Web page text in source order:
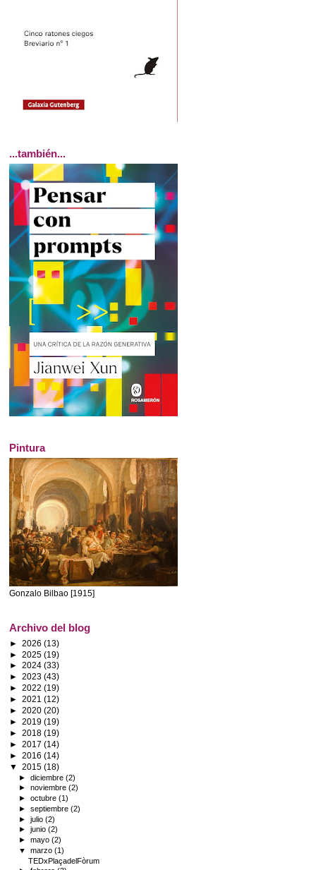
...también...
Pintura
Gonzalo Bilbao [1915]
Archivo del blog
► 2026 (13)
► 2025 (19)
► 2024 (33)
► 2023 (43)
► 2022 (19)
► 2021 (12)
► 2020 (20)
► 2019 (19)
► 2018 (19)
► 2017 (14)
► 2016 (14)
▼ 2015 (18)
►diciembre(2)
►noviembre(2)
►octubre(1)
►septiembre(2)
►julio(2)
►junio(2)
►mayo(2)
▼marzo(1)
TEDxPlaçadelFòrum